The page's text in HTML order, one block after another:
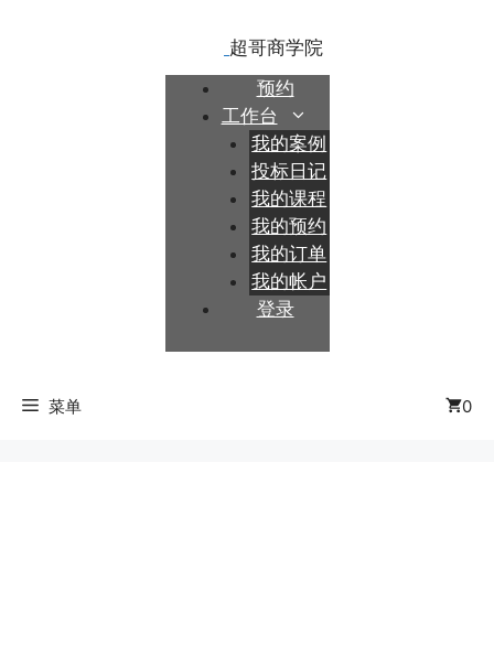
预约
工作台
我的案例
投标日记
我的课程
我的预约
我的订单
我的帐户
登录
菜单 0